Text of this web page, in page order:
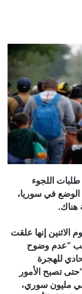
اللجوء
في سوريا،
هناك.
الاثنين إنها علقت
“عدم وضوح
للهجرة
تصبح الأمور
مليون سوري،